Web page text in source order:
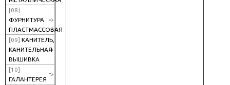
[08]
ФУРНИТУРА
ПЛАСТМАССОВАЯ
[09] КАНИТЕЛЬ,
КАНИТЕЛЬНАЯ
ВЫШИВКА
[10]
ГАЛАНТЕРЕЯ